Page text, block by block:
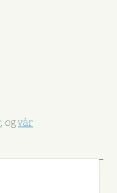
, ogvår